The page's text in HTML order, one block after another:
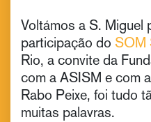
Voltámos a S. Miguel
participação do SOM
Rio, a convite da
com a ASISM e com
Rabo Peixe, foi tudo
muitas palavras.